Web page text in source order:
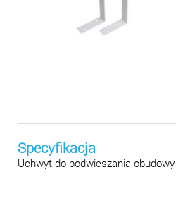
Specyfikacja
Uchwyt do podwieszania